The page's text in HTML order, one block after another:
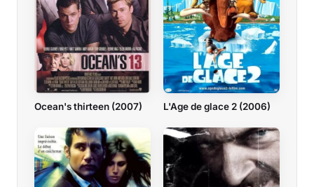
Ocean's thirteen (2007) L'Age de glace 2 (2006)